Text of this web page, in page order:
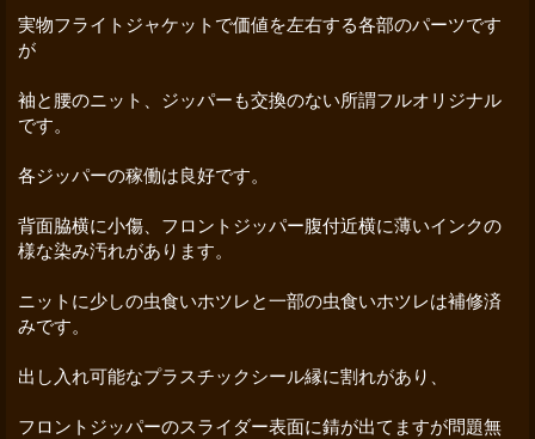
実物フライトジャケットで価値を左右する各部のパーツです
が
袖と腰のニット、ジッパーも交換のない所謂フルオリジナル
です。
各ジッパーの稼働は良好です。
背面脇横に小傷、フロントジッパー腹付近横に薄いインクの
様な染み汚れがあります。
ニットに少しの虫食いホツレと一部の虫食いホツレは補修済
みです。
出し入れ可能なプラスチックシール縁に割れがあり、
フロントジッパーのスライダー表面に錆が出てますが問題無